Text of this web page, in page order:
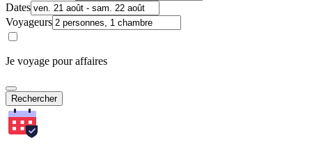
Dates
Voyageurs
Je voyage pour affaires
Rechercher